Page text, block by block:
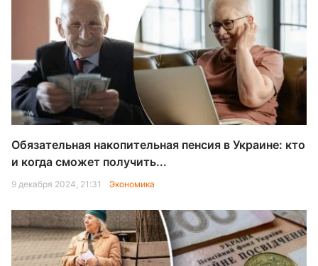
Обязательная накопительная пенсия в Украине: кто
и когда сможет получить...
9 декабря 2024, 21:31 Экономика